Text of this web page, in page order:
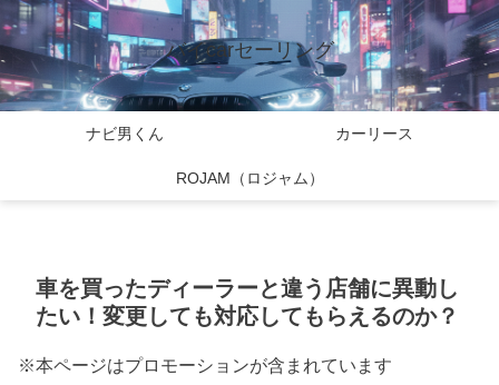
バイcarセーリング
ナビ男くん カーリース
ROJAM（ロジャム）
車を買ったディーラーと違う店舗に異動し
たい！変更しても対応してもらえるのか？
※本ページはプロモーションが含まれています